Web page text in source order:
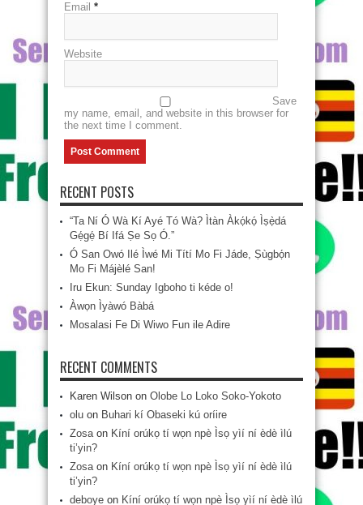
Email *
Website
Save
my name, email, and website in this browser for
the next time I comment.
RECENT POSTS
“Ta Ní Ó Wà Kí Ayé Tó Wà? Ìtàn Àkọ́kọ́ Ìṣẹ̀dá
Gẹ́gẹ́ Bí Ifá Ṣe Sọ Ó.”
Ó San Owó Ilé Ìwé Mi Títí Mo Fi Jáde, Ṣùgbọ́n
Mo Fi Májèlé San!
Iru Ekun: Sunday Igboho ti kéde o!
Àwọn Ìyàwó Bàbá
Mosalasi Fe Di Wiwo Fun ile Adire
RECENT COMMENTS
Karen Wilson on Olobe Lo Loko Soko-Yokoto
olu on Buhari kí Obaseki kú oríire
Zosaon Kíní orúkọ tí wọn npè Ìsọ yìí ní èdè ìlú
ti’yin?
Zosaon Kíní orúkọ tí wọn npè Ìsọ yìí ní èdè ìlú
ti’yin?
deboye on Kíní orúkọ tí wọn npè Ìsọ yìí ní èdè ìlú